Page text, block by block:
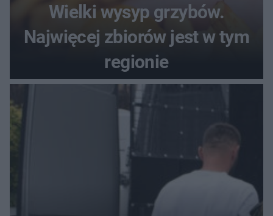
Wielki wysyp grzybów.
Najwięcej zbiorów jest w tym
regionie